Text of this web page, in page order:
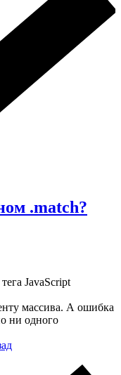
.match?
JavaScript
массива. А ошибка
ни одного